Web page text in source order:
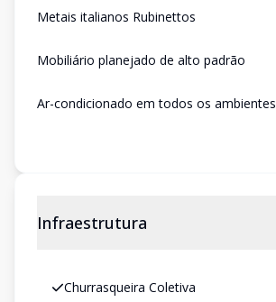
Metais italianos Rubinettos
Mobiliário planejado de alto padrão
Ar-condicionado em todos os ambientes
Infraestrutura
Churrasqueira Coletiva